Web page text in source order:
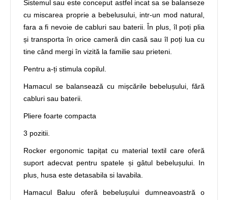
Sistemul sau este conceput astfel incat sa se balanseze
cu miscarea proprie a bebelusului, intr-un mod natural,
fara a fi nevoie de cabluri sau baterii. În plus, îl poți plia
și transporta în orice cameră din casă sau îl poți lua cu
tine când mergi în vizită la familie sau prieteni.
Pentru a-ți stimula copilul.
Hamacul se balansează cu mișcările bebelușului, fără
cabluri sau baterii.
Pliere foarte compacta
3 pozitii.
Rocker ergonomic tapițat cu material textil care oferă
suport adecvat pentru spatele și gâtul bebelușului. In
plus, husa este detasabila si lavabila.
Hamacul Baluu oferă bebelușului dumneavoastră o